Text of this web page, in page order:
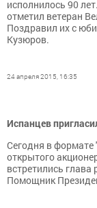
исполнилось 90
отметил ветеран
Поздравил их с
Кузюров.
24 апреля 2015, 16:35
Испанцев
Сегодня в формате
открытого
встретились
Помощник